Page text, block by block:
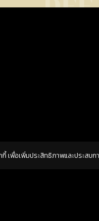
กี้ เพื่อเพิ่มประสิทธิภาพและประสบ